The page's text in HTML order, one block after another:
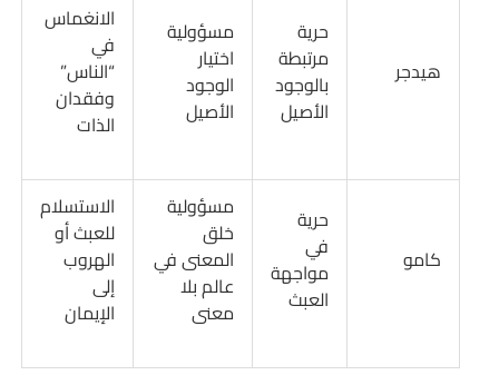
هيدجر
حرية
مرتبطة
بالوجود
الأصيل
مسؤولية
اختيار
الوجود
الأصيل
الانغماس
في
“الناس”
وفقدان
الذات
كامو
حرية
في
مواجهة
العبث
مسؤولية
خلق
المعنى في
عالم بلا
معنى
الاستسلام
للعبث أو
الهروب
إلى
الإيمان